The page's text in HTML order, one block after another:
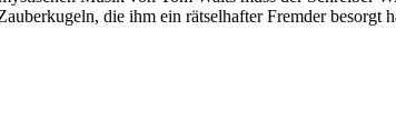
die ihm ein rätselhafter Fremder besorgt